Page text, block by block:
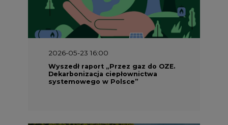
2026-05-23 16:00
Wyszedł raport „Przez gaz do OZE.
Dekarbonizacja ciepłownictwa
systemowego w Polsce”